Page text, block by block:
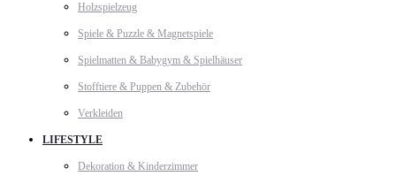
Holzspielzeug
Spiele & Puzzle & Magnetspiele
Spielmatten & Babygym & Spielhäuser
Stofftiere & Puppen & Zubehör
Verkleiden
LIFESTYLE
Dekoration & Kinderzimmer